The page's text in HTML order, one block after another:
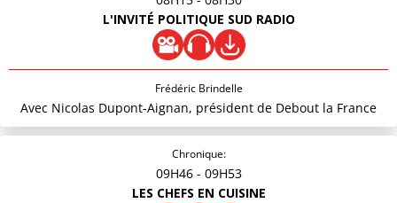
L'INVITÉ POLITIQUE SUD RADIO
Frédéric Brindelle
Avec Nicolas Dupont-Aignan, président de Debout la France
Chronique:
09H46 - 09H53
LES CHEFS EN CUISINE